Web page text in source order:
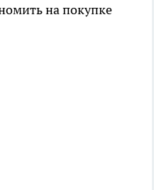
на покупке